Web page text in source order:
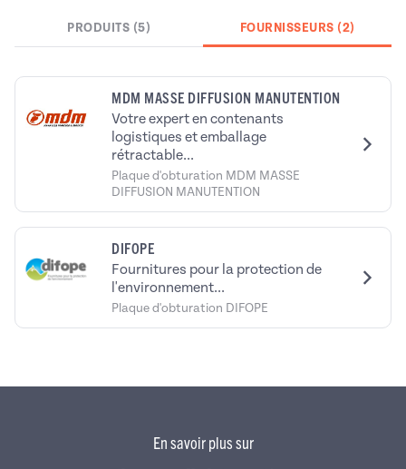
PRODUITS (5) FOURNISSEURS (2)
MDM MASSE DIFFUSION MANUTENTION
Votre expert en contenants
logistiques et emballage
rétractable...
Plaque d'obturation MDM MASSE
DIFFUSION MANUTENTION
DIFOPE
Fournitures pour la protection de
l'environnement...
Plaque d'obturation DIFOPE
En savoir plus sur